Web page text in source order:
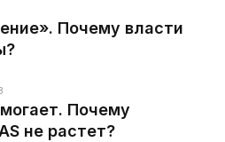
Почему власти
Почему
не растет?